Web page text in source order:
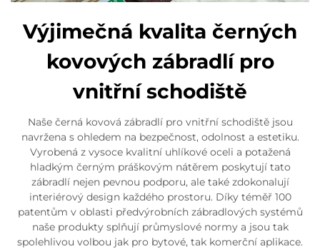
Výjimečná kvalita černých
kovových zábradlí pro
vnitřní schodiště
Naše černá kovová zábradlí pro vnitřní schodiště jsou
navržena s ohledem na bezpečnost, odolnost a estetiku.
Vyrobená z vysoce kvalitní uhlíkové oceli a potažená
hladkým černým práškovým nátěrem poskytují tato
zábradlí nejen pevnou podporu, ale také zdokonalují
interiérový design každého prostoru. Díky téměř 100
patentům v oblasti předvýrobních zábradlových systémů
naše produkty splňují průmyslové normy a jsou tak
spolehlivou volbou jak pro bytové, tak komerční aplikace.